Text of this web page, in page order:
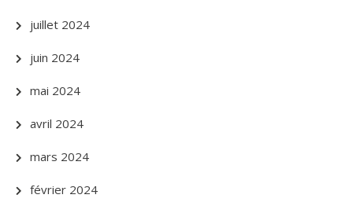
juillet 2024
juin 2024
mai 2024
avril 2024
mars 2024
février 2024